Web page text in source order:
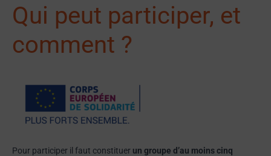
Qui peut participer, et
comment ?
Pour participer il faut constituer un groupe d’au moins cinq